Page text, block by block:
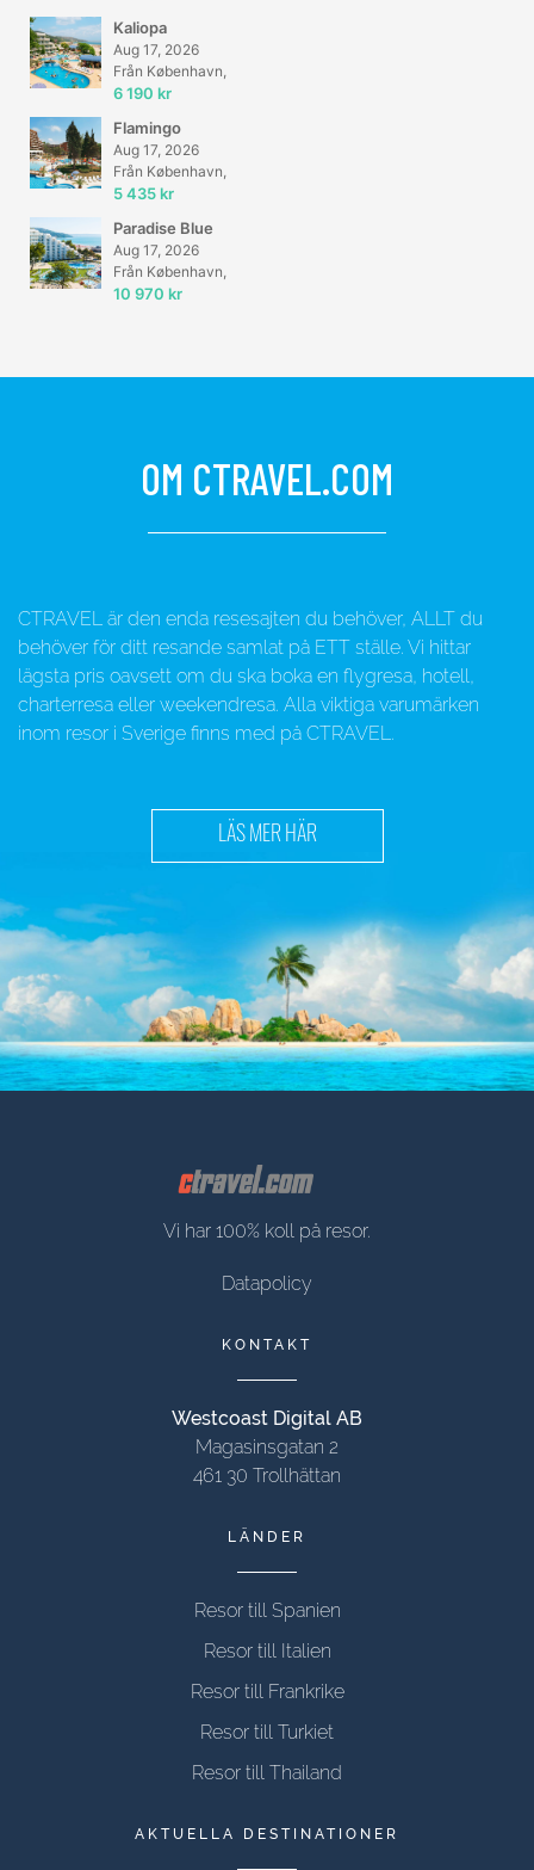
Kaliopa
Aug 17, 2026
Från København,
6 190 kr
Flamingo
Aug 17, 2026
Från København,
5 435 kr
Paradise Blue
Aug 17, 2026
Från København,
10 970 kr
OM CTRAVEL.COM
CTRAVEL är den enda resesajten du behöver, ALLT du
behöver för ditt resande samlat på ETT ställe. Vi hittar
lägsta pris oavsett om du ska boka en flygresa, hotell,
charterresa eller weekendresa. Alla viktiga varumärken
inom resor i Sverige finns med på CTRAVEL.
LÄS MER HÄR
Vi har 100% koll på resor.
Datapolicy
KONTAKT
Westcoast Digital AB
Magasinsgatan 2
461 30 Trollhättan
LÄNDER
Resor till Spanien
Resor till Italien
Resor till Frankrike
Resor till Turkiet
Resor till Thailand
AKTUELLA DESTINATIONER